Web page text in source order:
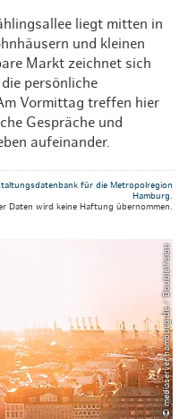
liegt mitten in
und kleinen
Markt zeichnet sich
persönliche
Vormittag treffen hier
Gespräche und
aufeinander.
für die Metropolregion
Hamburg.
Daten wird keine Haftung übernommen.
© mediaserver.hamburg.de / DoubleVision